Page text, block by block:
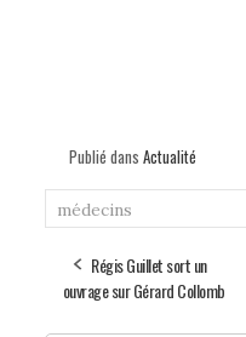
Publié dans Actualité
médecins
Régis Guillet sort un
ouvrage sur Gérard Collomb